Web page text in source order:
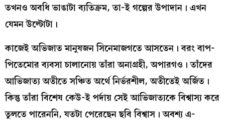
তখনও অবধি ভাঙাটা ব্যতিক্রম, তা-ই গল্পের উপাদান। এখন
যেমন উল্টোটা।
কাজেই অভিজাত মানুষজন সিনেমাজগতে আসতেন। বরং বাপ-
পিতেমোর ব্যবসা চালানোয় তাঁরা অনাগ্রহী, অপারগও। তাঁদের
আভিজাত্য অতীতে সঞ্চিত অর্থে নির্ভরশীল, অতীতেই অর্জিত।
কিন্তু তাঁরা বিশেষ কেউ-ই পর্দায় সেই আভিজাত্যকে বিশ্বাস্য করে
তুলতে পারেননি, যতটা পেরেছেন ছবি বিশ্বাস। অবশ্য এ-